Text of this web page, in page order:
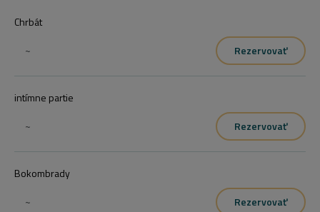
Chrbát
~
Rezervovať
intímne partie
~
Rezervovať
Bokombrady
~
Rezervovať